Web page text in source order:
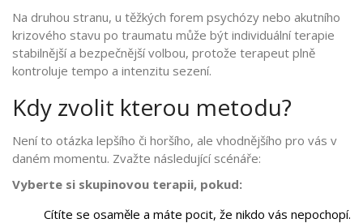
Na druhou stranu, u těžkých forem psychózy nebo akutního
krizového stavu po traumatu může být individuální terapie
stabilnější a bezpečnější volbou, protože terapeut plně
kontroluje tempo a intenzitu sezení.
Kdy zvolit kterou metodu?
Není to otázka lepšího či horšího, ale vhodnějšího pro vás v
daném momentu. Zvažte následující scénáře:
Vyberte si skupinovou terapii, pokud:
Cítíte se osaměle a máte pocit, že nikdo vás nepochopí.